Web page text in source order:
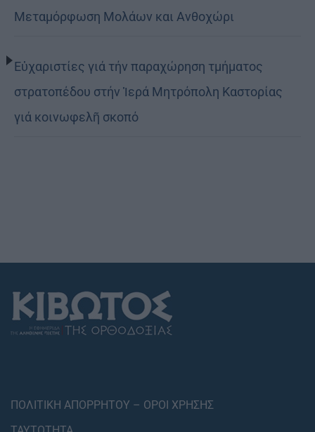
Μεταμόρφωση Μολάων και Ανθοχώρι
Εὐχαριστίες γιά τήν παραχώρηση τμήματος
στρατοπέδου στήν Ἱερά Μητρόπολη Καστορίας
γιά κοινωφελῆ σκοπό
ΠΟΛΙΤΙΚΗ ΑΠΟΡΡΗΤΟΥ – ΟΡΟΙ ΧΡΗΣΗΣ